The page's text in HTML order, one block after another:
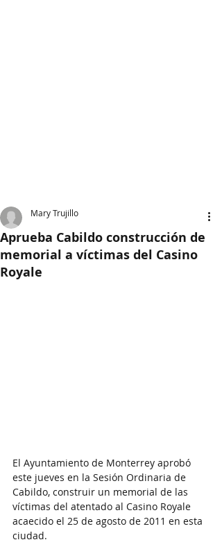
Aprueba Cabildo construcción de
memorial a víctimas del Casino
Royale
Mary Trujillo
El Ayuntamiento de Monterrey aprobó
este jueves en la Sesión Ordinaria de
Cabildo, construir un memorial de las
víctimas del atentado al Casino Royale
acaecido el 25 de agosto de 2011 en esta
ciudad.